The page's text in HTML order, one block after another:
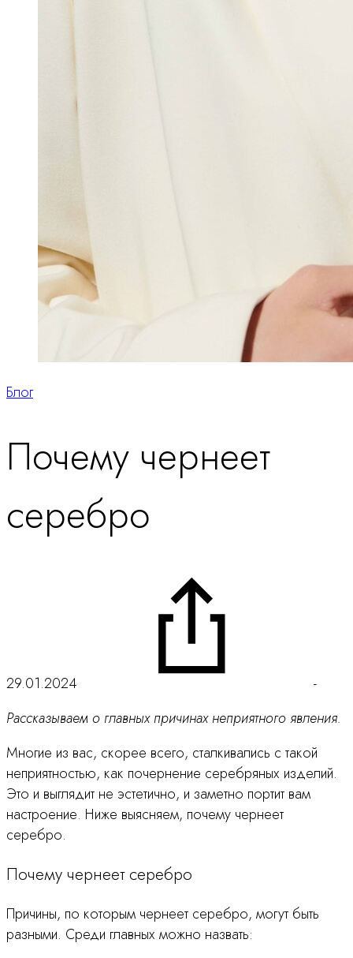
Блог
Почему чернеет
серебро
29.01.2024
-
Рассказываем о главных причинах неприятного явления.
Многие из вас, скорее всего, сталкивались с такой
неприятностью, как почернение серебряных изделий.
Это и выглядит не эстетично, и заметно портит вам
настроение. Ниже выясняем, почему чернеет
серебро.
Почему чернеет серебро
Причины, по которым чернеет серебро, могут быть
разными. Среди главных можно назвать: